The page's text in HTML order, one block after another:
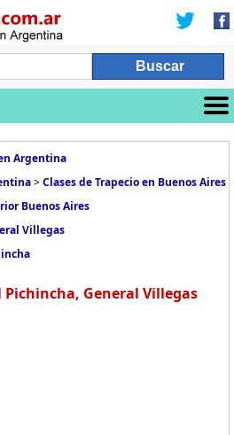
Argentina
>Clases de Trapecio en Buenos Aires
Buenos Aires
Villegas
Pichincha, General Villegas